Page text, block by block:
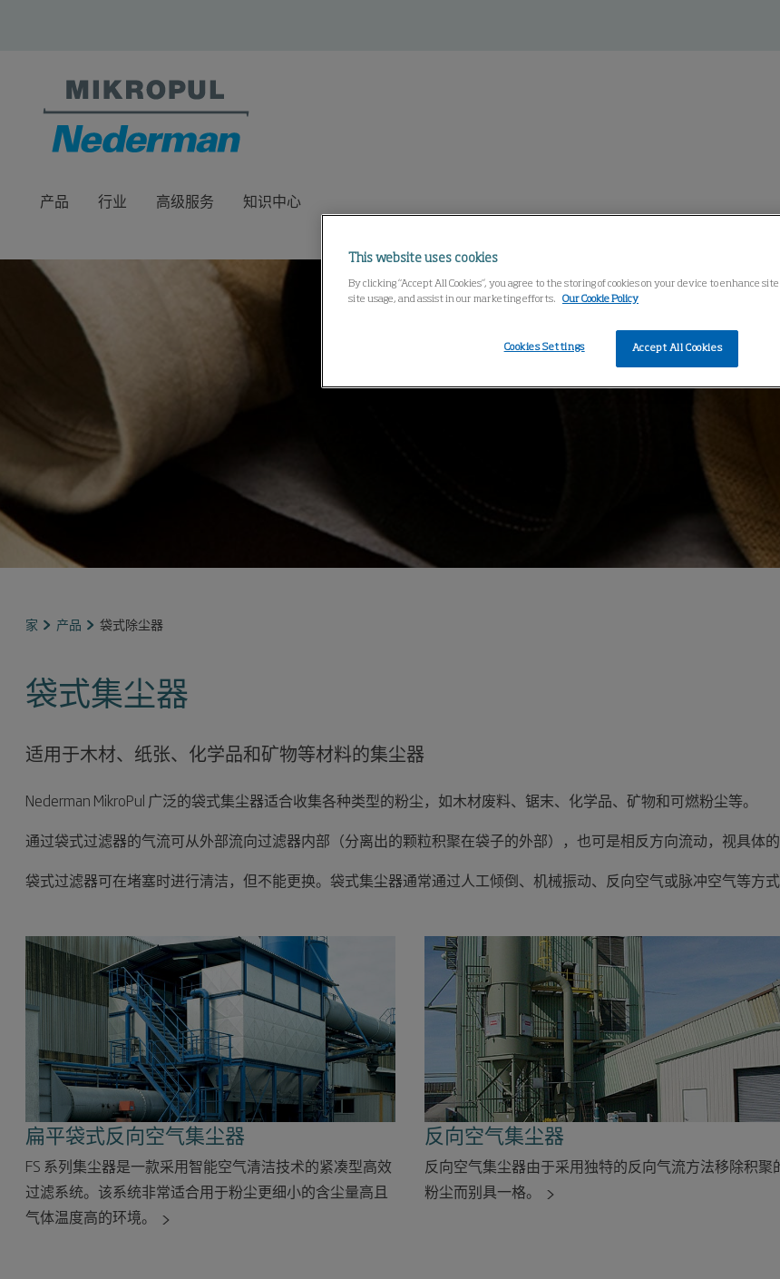
产品 行业 高级服务 知识中心
家 产品 袋式除尘器
袋式集尘器
适用于木材、纸张、化学品和矿物等材料的集尘器
Nederman MikroPul 广泛的袋式集尘器适合收集各种类型的粉尘，如木材废料、锯末、化学品、矿物和可燃粉尘等。
通过袋式过滤器的气流可从外部流向过滤器内部（分离出的颗粒积聚在袋子的外部），也可是相反方向流动，视具体
袋式过滤器可在堵塞时进行清洁，但不能更换。袋式集尘器通常通过人工倾倒、机械振动、反向空气或脉冲空气等方式
扁平袋式反向空气集尘器
FS 系列集尘器是一款采用智能空气清洁技术的紧凑型高效
过滤系统。该系统非常适合用于粉尘更细小的含尘量高且
气体温度高的环境。
反向空气集尘器
反向空气集尘器由于采用独特的反向气流方法移除积聚
粉尘而别具一格。
This website uses cookies
By clicking “Accept All Cookies”, you agree to the storing of cookies on your device to enhance
site usage, and assist in our marketing efforts.
Our Cookie Policy
Accept All Cookies
Cookies Settings